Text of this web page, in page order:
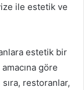
ile estetik ve
estetik bir
göre
sıra, restoranlar,